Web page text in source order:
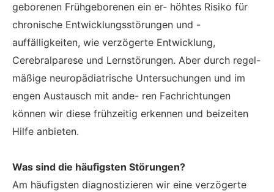
geborenen Frühgeborenen ein er- höhtes Risiko für
chronische Entwicklungsstörungen und -
auffälligkeiten, wie verzögerte Entwicklung,
Cerebralparese und Lernstörungen. Aber durch regel-
mäßige neuropädiatrische Untersuchungen und im
engen Austausch mit ande- ren Fachrichtungen
können wir diese frühzeitig erkennen und beizeiten
Hilfe anbieten.
Was sind die häufigsten Störungen?
Am häufigsten diagnostizieren wir eine verzögerte